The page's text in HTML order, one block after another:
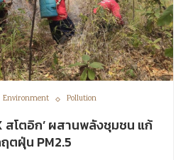
Environment Pollution
สโตอิก’ ผสานพลังชุมชน แก้
ตฝุ่น PM2.5